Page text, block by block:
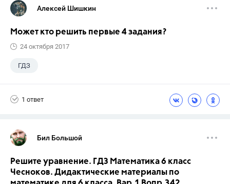
Алексей Шишкин
Может кто решить первые 4 задания?
24 октября 2017
ГДЗ
1 ответ
Бил Большой
Решите уравнение. ГДЗ Математика 6 класс
Чесноков. Дидактические материалы по